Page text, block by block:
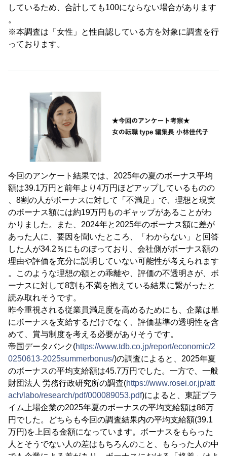
しているため、合計しても100にならない場合があります
。
※本調査は「女性」と性自認している方を対象に調査を行
っております。
今回のアンケート結果では、2025年の夏のボーナス平均
額は39.1万円と前年より4万円ほどアップしているものの
、8割の人がボーナスに対して「不満足」で、理想と現実
のボーナス額には約19万円ものギャップがあることがわ
かりました。また、2024年と2025年のボーナス額に差が
あった人に、要因を聞いたところ、「わからない」と回答
した人が34.2％にものぼっており、会社側がボーナス額の
理由や評価を充分に説明していない可能性が考えられます
。このような理想の額との乖離や、評価の不透明さが、ボ
ーナスに対して8割も不満を抱えている結果に繋がったと
読み取れそうです。
昨今重視される従業員満足度を高めるためにも、企業は単
にボーナスを支給するだけでなく、評価基準の透明性を含
めて、賞与制度を考える必要がありそうです。
帝国データバンク(https://www.tdb.co.jp/report/economic/2
0250613-2025summerbonus/)の調査によると、2025年夏
のボーナスの平均支給額は45.7万円でした。一方で、一般
財団法人 労務行政研究所の調査(https://www.rosei.or.jp/att
ach/labo/research/pdf/000089053.pdf)によると、東証プラ
イム上場企業の2025年夏のボーナスの平均支給額は86万
円でした。どちらも今回の調査結果内の平均支給額(39.1
万円)を上回る金額になっています。ボーナスをもらった
人とそうでない人の差はもちろんのこと、もらった人の中